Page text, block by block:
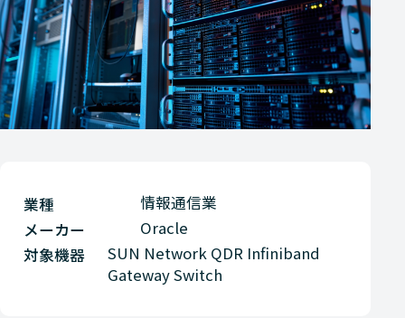
業種
情報通信業
メーカー
Oracle
対象機器
SUN Network QDR Infiniband
Gateway Switch